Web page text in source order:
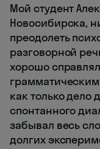
Мой студент
Новосибирска,
преодолеть
разговорной
хорошо
как только дело
спонтанного
забывал весь
долгих